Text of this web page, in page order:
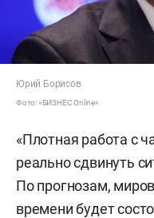
Юрий Борисов
Фото: «БИЗНЕС Online»
«Плотная работа с
реально сдвинуть
По прогнозам,
времени будет